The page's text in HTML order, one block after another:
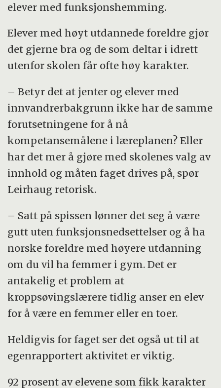
elever med funksjonshemming.
Elever med høyt utdannede foreldre gjør
det gjerne bra og de som deltar i idrett
utenfor skolen får ofte høy karakter.
– Betyr det at jenter og elever med
innvandrerbakgrunn ikke har de samme
forutsetningene for å nå
kompetansemålene i læreplanen? Eller
har det mer å gjøre med skolenes valg av
innhold og måten faget drives på, spør
Leirhaug retorisk.
– Satt på spissen lønner det seg å være
gutt uten funksjonsnedsettelser og å ha
norske foreldre med høyere utdanning
om du vil ha femmer i gym. Det er
antakelig et problem at
kroppsøvingslærere tidlig anser en elev
for å være en femmer eller en toer.
Heldigvis for faget ser det også ut til at
egenrapportert aktivitet er viktig.
92 prosent av elevene som fikk karakter